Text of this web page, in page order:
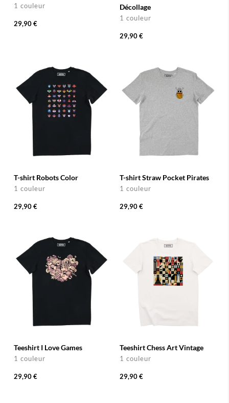
1 couleur
29,90 €
Décollage
1 couleur
29,90 €
T-shirt Robots Color
1 couleur
29,90 €
T-shirt Straw Pocket Pirates
1 couleur
29,90 €
Teeshirt I Love Games
1 couleur
29,90 €
Teeshirt Chess Art Vintage
1 couleur
29,90 €